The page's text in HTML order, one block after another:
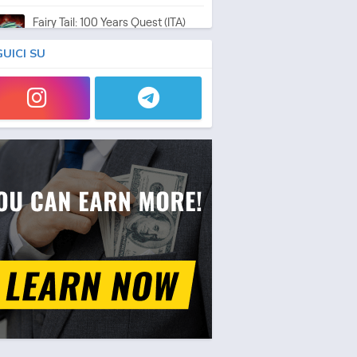
Fairy Tail: 100 Years Quest (ITA)
Fairy Tail: 100 Years Quest
Anime - 2024 - 23 min/ep
SU